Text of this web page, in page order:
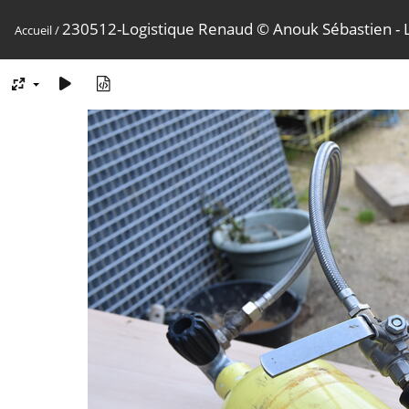
Accueil/230512-Logistique Renaud © Anouk Sébastien -